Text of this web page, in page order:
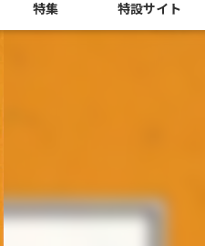
特集 特設サイト